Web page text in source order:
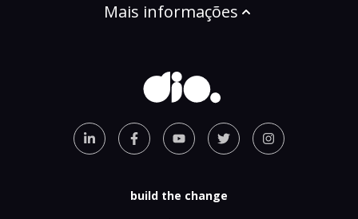
Mais informações
build the change